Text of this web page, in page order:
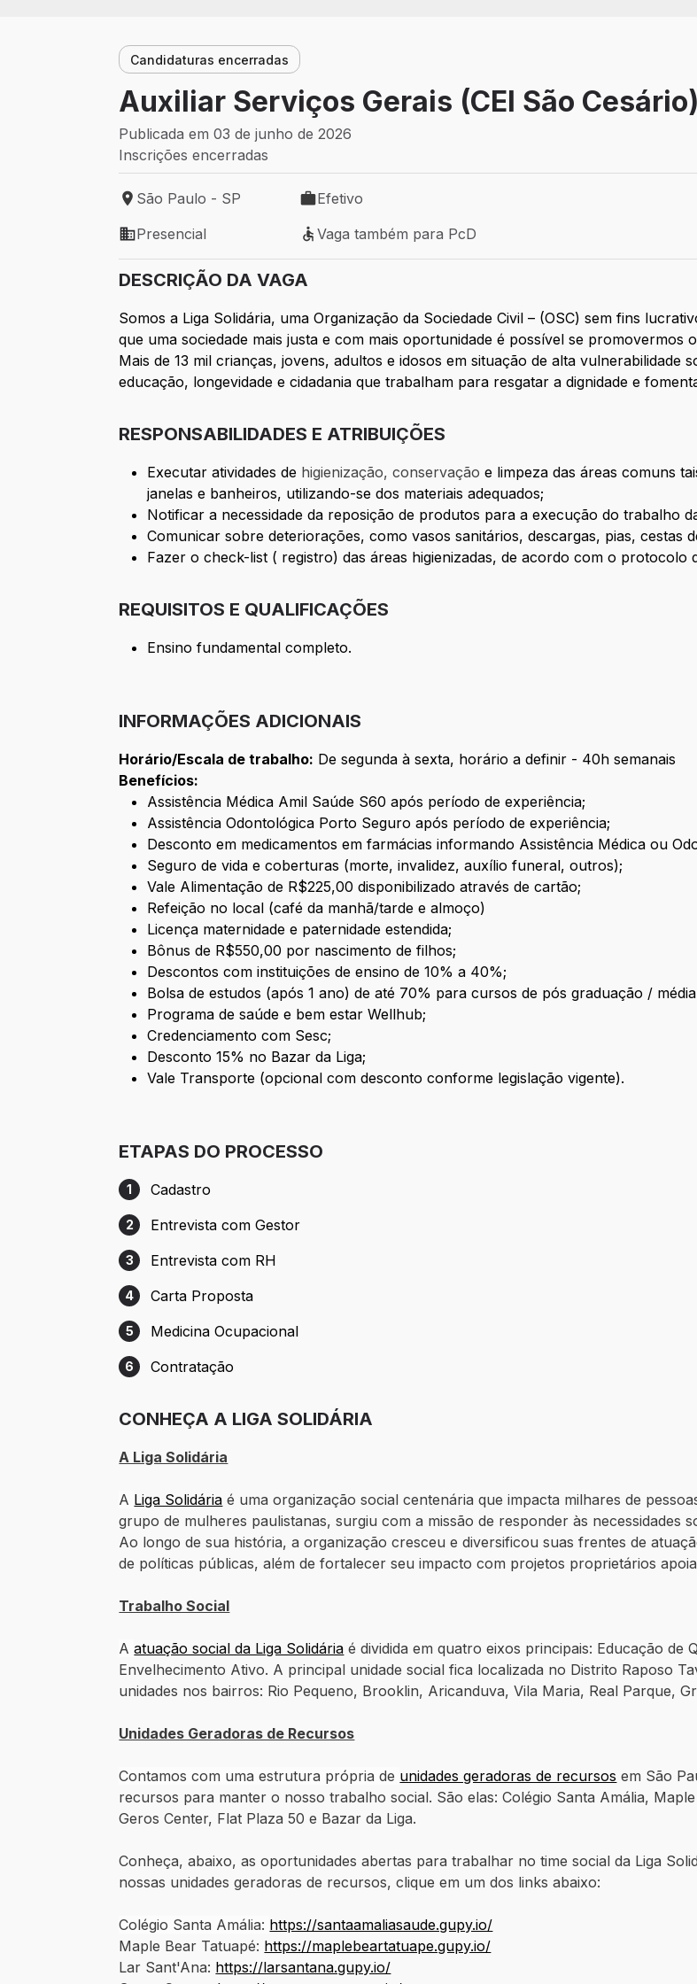
Candidaturas encerradas
Auxiliar Serviços Gerais (CEI São Cesário)
Publicada em 03 de junho de 2026
Inscrições encerradas
Local de trabalho: São Paulo - SP
São Paulo - SP
Tipo de vaga: Efetivo
Efetivo
Modelo de trabalho: Presencial
Presencial
Vaga também para PcD
Vaga também para PcD
DESCRIÇÃO DA VAGA
Somos a Liga Solidária, uma Organização da Sociedade Civil – (OSC) sem fins
que uma sociedade mais justa e com mais oportunidade é possível se
Mais de 13 mil crianças, jovens, adultos e idosos em situação de alta vulnerabilidade
educação, longevidade e cidadania que trabalham para resgatar a dignidade e
RESPONSABILIDADES E ATRIBUIÇÕES
Executar atividades de higienização, conservação e limpeza das áreas comuns
janelas e banheiros, utilizando-se dos materiais adequados;
Notificar a necessidade da reposição de produtos para a execução do trabalho
Comunicar sobre deteriorações, como vasos sanitários, descargas, pias, cestas
Fazer o check-list ( registro) das áreas higienizadas, de acordo com o protocolo
REQUISITOS E QUALIFICAÇÕES
Ensino fundamental completo.
INFORMAÇÕES ADICIONAIS
Horário/Escala de trabalho: De segunda à sexta, horário a definir - 40h semanais
Benefícios:
Assistência Médica Amil Saúde S60 após período de experiência;
Assistência Odontológica Porto Seguro após período de experiência;
Desconto em medicamentos em farmácias informando Assistência Médica ou
Seguro de vida e coberturas (morte, invalidez, auxílio funeral, outros);
Vale Alimentação de R$225,00 disponibilizado através de cartão;
Refeição no local (café da manhã/tarde e almoço)
Licença maternidade e paternidade estendida;
Bônus de R$550,00 por nascimento de filhos;
Descontos com instituições de ensino de 10% a 40%;
Bolsa de estudos (após 1 ano) de até 70% para cursos de pós graduação /
Programa de saúde e bem estar Wellhub;
Credenciamento com Sesc;
Desconto 15% no Bazar da Liga;
Vale Transporte (opcional com desconto conforme legislação vigente).
ETAPAS DO PROCESSO
Etapa 1: Cadastro
1 Cadastro
Etapa 2: Entrevista com Gestor
2 Entrevista com Gestor
Etapa 3: Entrevista com RH
3 Entrevista com RH
Etapa 4: Carta Proposta
4 Carta Proposta
Etapa 5: Medicina Ocupacional
5 Medicina Ocupacional
Etapa 6: Contratação
6 Contratação
CONHEÇA A LIGA SOLIDÁRIA
A Liga Solidária
A Liga Solidária é uma organização social centenária que impacta milhares de
grupo de mulheres paulistanas, surgiu com a missão de responder às necessidades
Ao longo de sua história, a organização cresceu e diversificou suas frentes de
de políticas públicas, além de fortalecer seu impacto com projetos proprietários
Trabalho Social
Aatuação social da Liga Solidária é dividida em quatro eixos principais: Educação
Envelhecimento Ativo. A principal unidade social fica localizada no Distrito Raposo
unidades nos bairros: Rio Pequeno, Brooklin, Aricanduva, Vila Maria, Real Parque,
Unidades Geradoras de Recursos
Contamos com uma estrutura própria de unidades geradoras de recursos em São
recursos para manter o nosso trabalho social. São elas: Colégio Santa Amália,
Geros Center, Flat Plaza 50 e Bazar da Liga.
Conheça, abaixo, as oportunidades abertas para trabalhar no time social da Liga
nossas unidades geradoras de recursos, clique em um dos links abaixo:
Colégio Santa Amália: https://santaamaliasaude.gupy.io/
Maple Bear Tatuapé: https://maplebeartatuape.gupy.io/
Lar Sant'Ana: https://larsantana.gupy.io/